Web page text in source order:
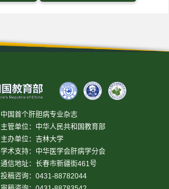
中国首个肝胆病专业杂志
主管单位：中华人民共和国教育部
主办单位：吉林大学
学术支持：中华医学会肝病学分会
通信地址：长春市新疆街461号
投稿咨询：0431-88782044